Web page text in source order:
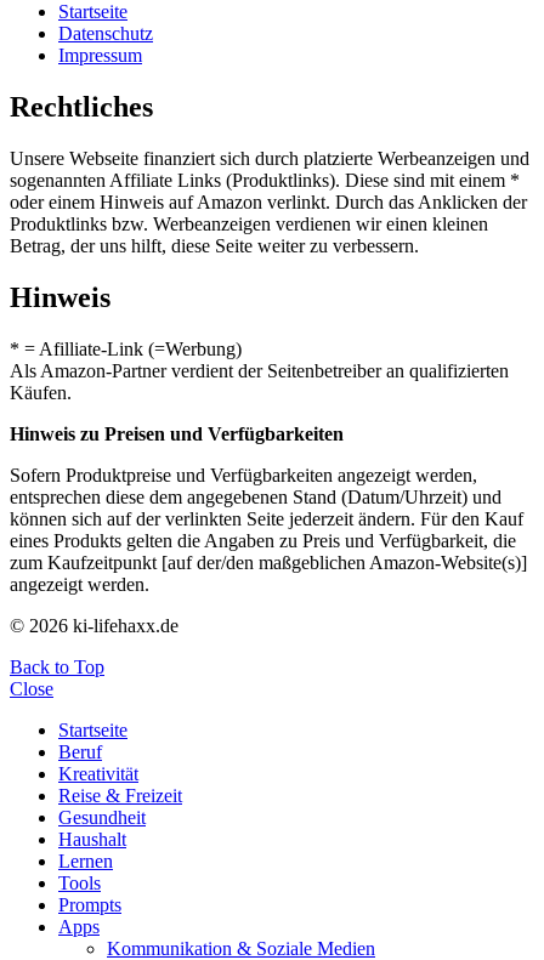
Startseite
Datenschutz
Impressum
Rechtliches
Unsere Webseite finanziert sich durch platzierte Werbeanzeigen und
sogenannten Affiliate Links (Produktlinks). Diese sind mit einem *
oder einem Hinweis auf Amazon verlinkt. Durch das Anklicken der
Produktlinks bzw. Werbeanzeigen verdienen wir einen kleinen
Betrag, der uns hilft, diese Seite weiter zu verbessern.
Hinweis
* = Afilliate-Link (=Werbung)
Als Amazon-Partner verdient der Seitenbetreiber an qualifizierten
Käufen.
Hinweis zu Preisen und Verfügbarkeiten
Sofern Produktpreise und Verfügbarkeiten angezeigt werden,
entsprechen diese dem angegebenen Stand (Datum/Uhrzeit) und
können sich auf der verlinkten Seite jederzeit ändern. Für den Kauf
eines Produkts gelten die Angaben zu Preis und Verfügbarkeit, die
zum Kaufzeitpunkt [auf der/den maßgeblichen Amazon-Website(s)]
angezeigt werden.
© 2026 ki-lifehaxx.de
Back to Top
Close
Startseite
Beruf
Kreativität
Reise & Freizeit
Gesundheit
Haushalt
Lernen
Tools
Prompts
Apps
Kommunikation & Soziale Medien